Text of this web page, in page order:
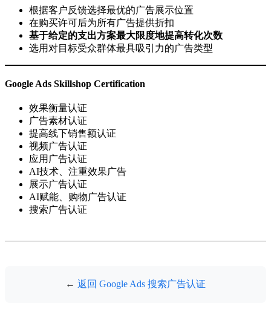
根据客户反馈选择最优的广告展示位置
在购买许可后为所有广告提供折扣
基于给定的支出方案最大限度地提高转化次数
选用对目标受众群体最具吸引力的广告类型
Google Ads Skillshop Certification
效果衡量认证
广告素材认证
提高线下销售额认证
视频广告认证
应用广告认证
AI技术、注重效果广告
展示广告认证
AI赋能、购物广告认证
搜索广告认证
← 返回 Google Ads 搜索广告认证